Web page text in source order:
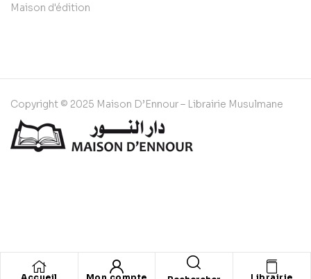
Maison d'édition
Copyright © 2025 Maison D’Ennour – Librairie Musulmane